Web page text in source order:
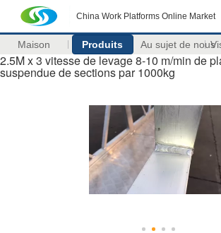
China Work Platforms Online Market
Maison Produits Au sujet de nous
2.5M x 3 vitesse de levage 8-10 m/min de
suspendue de sections par 1000kg